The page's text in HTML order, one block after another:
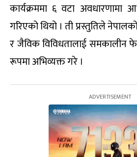
कार्यक्रममा ६ वटा अवधारणामा
गरिएको थियो । ती प्रस्तुतिले
र जैविक विविधतालाई समकालीन
रूपमा अभिव्यक्त गरे ।